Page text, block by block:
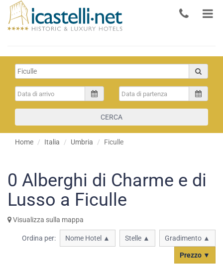
CERCA
Home Italia Umbria Ficulle
0 Alberghi di Charme e di
Lusso a Ficulle
Visualizza sulla mappa
Ordina per: Nome Hotel ▲ Stelle ▲ Gradimento ▲
Prezzo ▼